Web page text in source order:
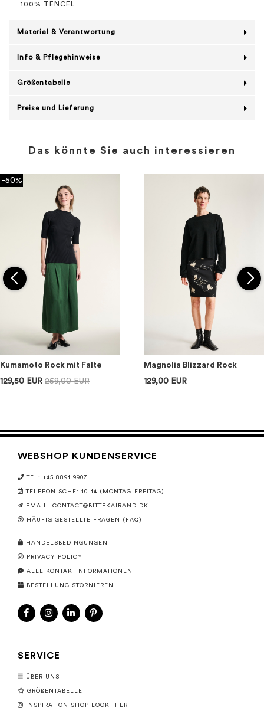
100% TENCEL
Material & Verantwortung
Info & Pflegehinweise
Größentabelle
Preise und Lieferung
Das könnte Sie auch interessieren
-50%
Kumamoto Rock mit Falte
129,50 EUR 259,00 EUR
Magnolia Blizzard Rock
129,00 EUR
WEBSHOP KUNDENSERVICE
TEL: +45 8891 9907
TELEFONISCHE: 10-14 (MONTAG-FREITAG)
EMAIL: CONTACT@BITTEKAIRAND.DK
HÄUFIG GESTELLTE FRAGEN (FAQ)
HANDELSBEDINGUNGEN
PRIVACY POLICY
ALLE KONTAKTINFORMATIONEN
BESTELLUNG STORNIEREN
SERVICE
ÜBER UNS
GRÖßENTABELLE
INSPIRATION SHOP LOOK HIER